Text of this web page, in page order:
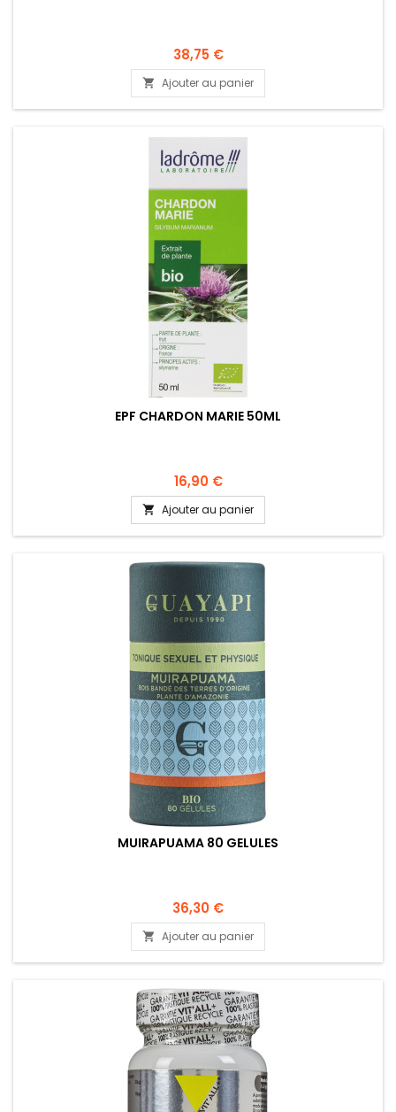
38,75 €
 Ajouter au panier
EPF CHARDON MARIE 50ML
16,90 €
 Ajouter au panier
MUIRAPUAMA 80 GELULES
36,30 €
 Ajouter au panier